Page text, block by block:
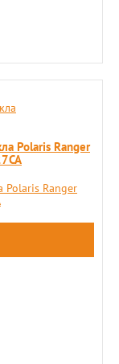
Polaris Ranger
Polaris Ranger